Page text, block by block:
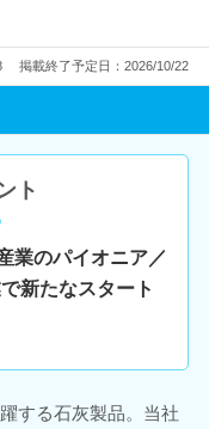
掲載終了予定日：2026/10/22
ト
業のパイオニア／
新たなスタート
する石灰製品。当社